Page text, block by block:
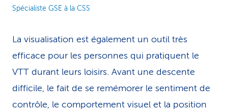
Spécialiste GSE à la CSS
La visualisation est également un outil très
efficace pour les personnes qui pratiquent le
VTT durant leurs loisirs. Avant une descente
difficile, le fait de se remémorer le sentiment de
contrôle, le comportement visuel et la position